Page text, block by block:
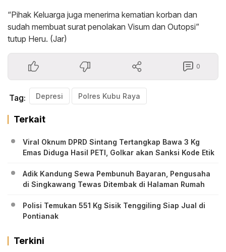
“Pihak Keluarga juga menerima kematian korban dan
sudah membuat surat penolakan Visum dan Outopsi”
tutup Heru. (Jar)
0
Tag: Depresi Polres Kubu Raya
Terkait
Viral Oknum DPRD Sintang Tertangkap Bawa 3 Kg
Emas Diduga Hasil PETI, Golkar akan Sanksi Kode Etik
Adik Kandung Sewa Pembunuh Bayaran, Pengusaha
di Singkawang Tewas Ditembak di Halaman Rumah
Polisi Temukan 551 Kg Sisik Tenggiling Siap Jual di
Pontianak
Terkini